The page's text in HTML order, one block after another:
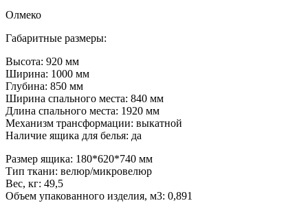
Олмеко
Габаритные размеры:
Высота: 920 мм
Ширина: 1000 мм
Глубина: 850 мм
Ширина спального места: 840 мм
Длина спального места: 1920 мм
Механизм трансформации: выкатной
Наличие ящика для белья: да
Размер ящика: 180*620*740 мм
Тип ткани: велюр/микровелюр
Вес, кг: 49,5
Объем упакованного изделия, м3: 0,891